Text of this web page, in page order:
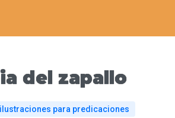
del zapallo
ilustraciones para predicaciones